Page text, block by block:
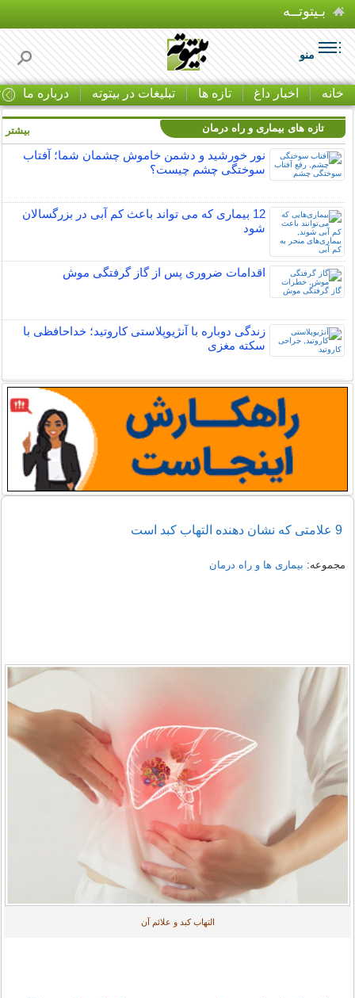
بـیتوتــه
منو
خانه اخبار داغ تازه ها تبلیغات در بیتوته درباره ما
تازه های بیماری و راه درمان
نور خورشید و دشمن خاموش چشمان شما؛ آفتاب
سوختگی چشم چیست؟
12 بیماری که می تواند باعث کم آبی در بزرگسالان
شود
اقدامات ضروری پس از گاز گرفتگی موش
زندگی دوباره با آنژیوپلاستی کاروتید؛ خداحافظی با
سکته مغزی
بیشتر
9 علامتی که نشان دهنده التهاب کبد است
مجموعه: بیماری ها و راه درمان
التهاب کبد و علائم آن